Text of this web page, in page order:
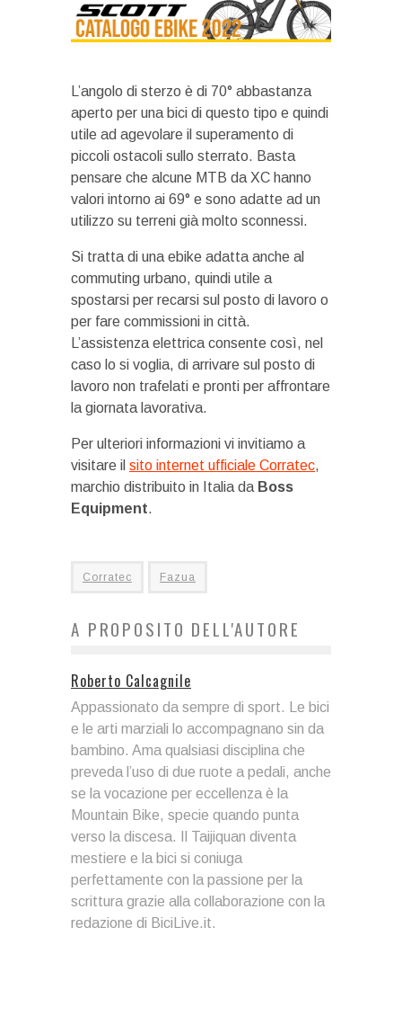
L’angolo di sterzo è di 70° abbastanza
aperto per una bici di questo tipo e quindi
utile ad agevolare il superamento di
piccoli ostacoli sullo sterrato. Basta
pensare che alcune MTB da XC hanno
valori intorno ai 69° e sono adatte ad un
utilizzo su terreni già molto sconnessi.
Si tratta di una ebike adatta anche al
commuting urbano, quindi utile a
spostarsi per recarsi sul posto di lavoro o
per fare commissioni in città.
L’assistenza elettrica consente così, nel
caso lo si voglia, di arrivare sul posto di
lavoro non trafelati e pronti per affrontare
la giornata lavorativa.
Per ulteriori informazioni vi invitiamo a
visitare il sito internet ufficiale Corratec,
marchio distribuito in Italia da Boss
Equipment.
Corratec Fazua
A PROPOSITO DELL'AUTORE
Roberto Calcagnile
Appassionato da sempre di sport. Le bici
e le arti marziali lo accompagnano sin da
bambino. Ama qualsiasi disciplina che
preveda l’uso di due ruote a pedali, anche
se la vocazione per eccellenza è la
Mountain Bike, specie quando punta
verso la discesa. Il Taijiquan diventa
mestiere e la bici si coniuga
perfettamente con la passione per la
scrittura grazie alla collaborazione con la
redazione di BiciLive.it.